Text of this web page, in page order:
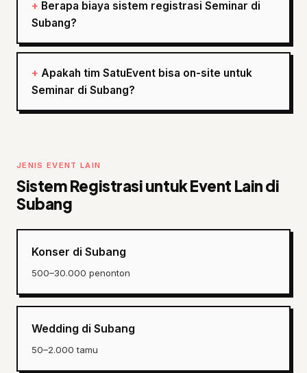
Berapa biaya sistem registrasi Seminar di
Subang?
Apakah tim SatuEvent bisa on-site untuk
Seminar di Subang?
JENIS EVENT LAIN
Sistem Registrasi untuk Event Lain di
Subang
Konser di Subang
500–30.000 penonton
Wedding di Subang
50–2.000 tamu